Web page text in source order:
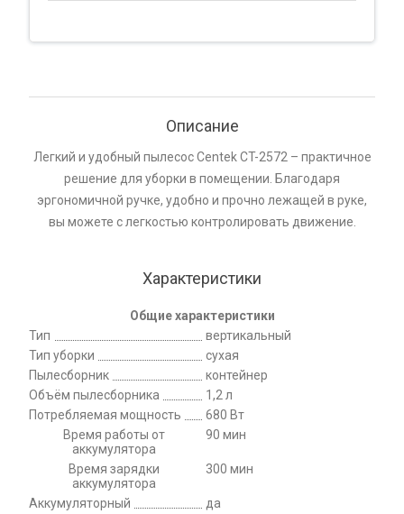
Описание
Легкий и удобный пылесос Centek CT-2572 – практичное
решение для уборки в помещении. Благодаря
эргономичной ручке, удобно и прочно лежащей в руке,
вы можете с легкостью контролировать движение.
Характеристики
Общие характеристики
Тип
вертикальный
Тип уборки
сухая
Пылесборник
контейнер
Объём пылесборника
1,2 л
Потребляемая мощность
680 Вт
Время работы от
аккумулятора
90 мин
Время зарядки
аккумулятора
300 мин
Аккумуляторный
да